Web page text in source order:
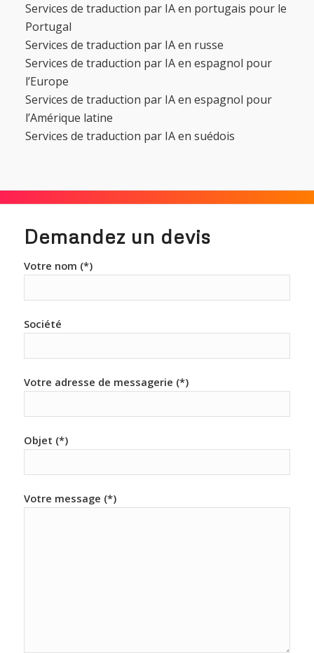
Services de traduction par IA en portugais pour le
Portugal
Services de traduction par IA en russe
Services de traduction par IA en espagnol pour
l’Europe
Services de traduction par IA en espagnol pour
l’Amérique latine
Services de traduction par IA en suédois
Demandez un devis
Votre nom (*)
Société
Votre adresse de messagerie (*)
Objet (*)
Votre message (*)